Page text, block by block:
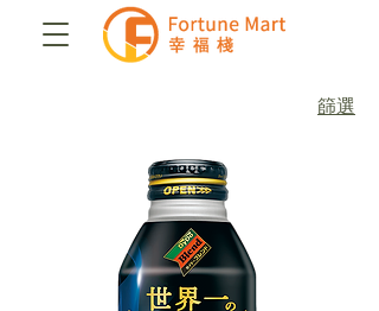
篩選